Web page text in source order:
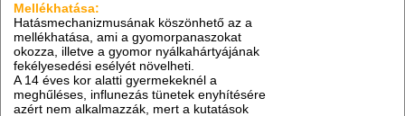
Mellékhatása:
Hatásmechanizmusának köszönhető az a
mellékhatása, ami a gyomorpanaszokat
okozza, illetve a gyomor nyálkahártyájának
fekélyesedési esélyét növelheti.
A 14 éves kor alatti gyermekeknél a
meghűléses, influnezás tünetek enyhítésére
azért nem alkalmazzák, mert a kutatások